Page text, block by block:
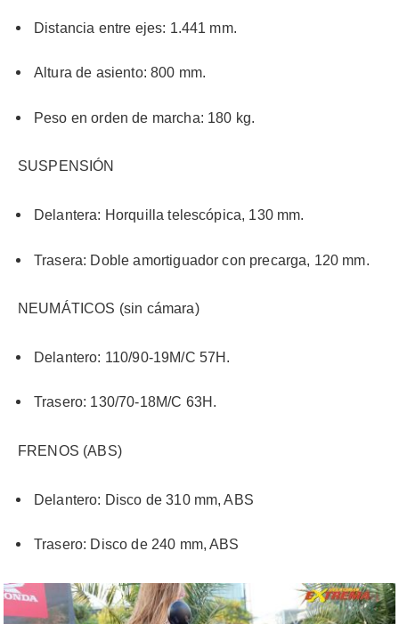
Distancia entre ejes: 1.441 mm.
Altura de asiento: 800 mm.
Peso en orden de marcha: 180 kg.
SUSPENSIÓN
Delantera: Horquilla telescópica, 130 mm.
Trasera: Doble amortiguador con precarga, 120 mm.
NEUMÁTICOS (sin cámara)
Delantero: 110/90-19M/C 57H.
Trasero: 130/70-18M/C 63H.
FRENOS (ABS)
Delantero: Disco de 310 mm, ABS
Trasero: Disco de 240 mm, ABS